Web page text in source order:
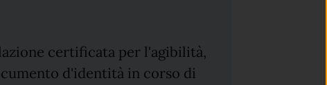
certificata per l'agibilità,
d'identità in corso di